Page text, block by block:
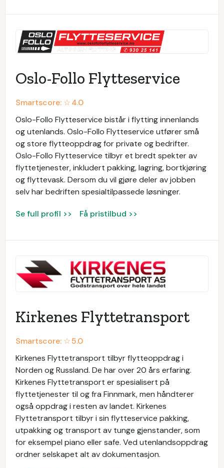
Oslo-Follo Flytteservice
Smartscore: ☆4.0
Oslo-Follo Flytteservice bistår i flytting innenlands
og utenlands. Oslo-Follo Flytteservice utfører små
og store flytteoppdrag for private og bedrifter.
Oslo-Follo Flytteservice tilbyr et bredt spekter av
flyttetjenester, inkludert pakking, lagring, bortkjøring
og flyttevask. Dersom du vil gjøre deler av jobben
selv har bedriften spesialtilpassede løsninger.
Se full profil >> Få pristilbud >>
Kirkenes Flyttetransport
Smartscore: ☆5.0
Kirkenes Flyttetransport tilbyr flytteoppdrag i
Norden og Russland. De har over 20 års erfaring.
Kirkenes Flyttetransport er spesialisert på
flyttetjenester til og fra Finnmark, men håndterer
også oppdrag i resten av landet. Kirkenes
Flyttetransport tilbyr i sin flytteservice pakking,
utpakking og transport av tunge gjenstander, som
for eksempel piano eller safe. Ved utenlandsoppdrag
ordner selskapet alt av dokumentasjon.